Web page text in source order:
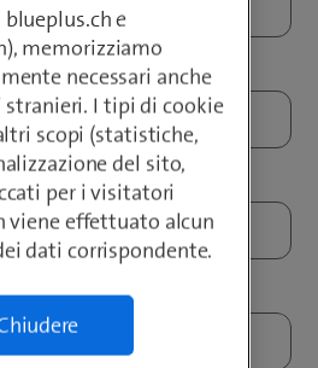
e
memorizziamo
necessari anche
I tipi di cookie
scopi (statistiche,
del sito,
per i visitatori
viene effettuato alcun
dati corrispondente.